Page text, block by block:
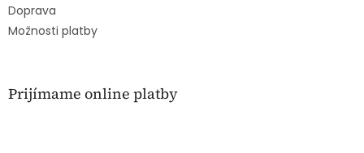
Doprava
Možnosti platby
Prijímame online platby